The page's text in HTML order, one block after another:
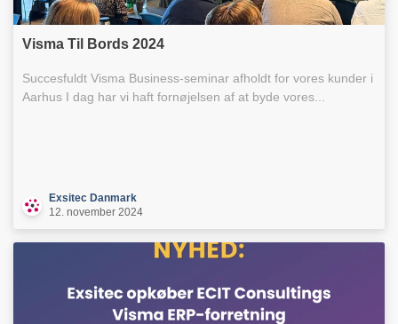
Visma Til Bords 2024
Succesfuldt Visma Business-seminar afholdt for vores kunder i
Aarhus I dag har vi haft fornøjelsen af at byde vores...
Exsitec Danmark
12. november 2024